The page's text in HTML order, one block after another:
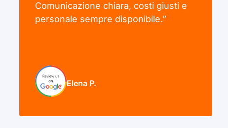
Comunicazione chiara, costi giusti e
personale sempre disponibile.”
Elena P.